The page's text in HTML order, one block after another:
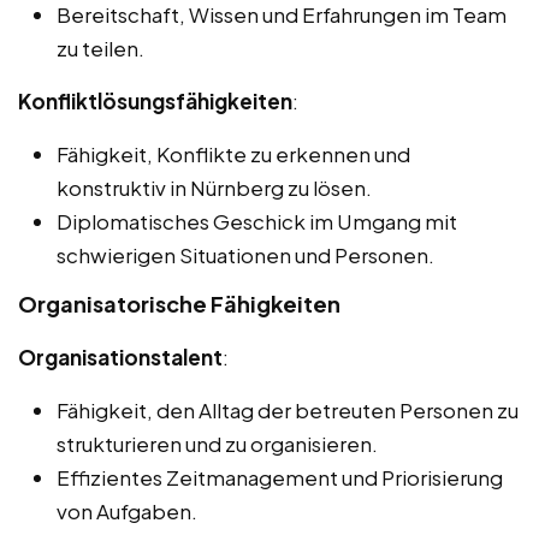
Bereitschaft, Wissen und Erfahrungen im Team
zu teilen.
Konfliktlösungsfähigkeiten:
Fähigkeit, Konflikte zu erkennen und
konstruktiv in Nürnberg zu lösen.
Diplomatisches Geschick im Umgang mit
schwierigen Situationen und Personen.
Organisatorische Fähigkeiten
Organisationstalent:
Fähigkeit, den Alltag der betreuten Personen zu
strukturieren und zu organisieren.
Effizientes Zeitmanagement und Priorisierung
von Aufgaben.